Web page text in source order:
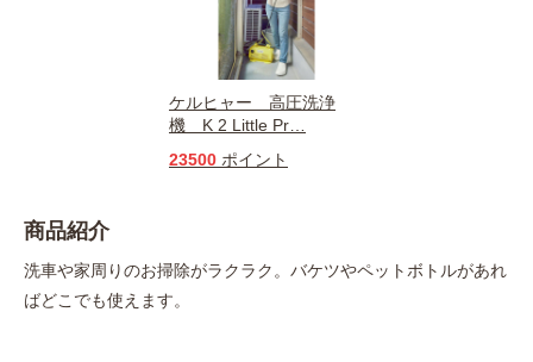
ケルヒャー 高圧洗浄
機 K 2 Little Pr
23500 ポイント
商品紹介
洗車や家周りのお掃除がラクラク。バケツやペットボトルがあれ
ばどこでも使えます。